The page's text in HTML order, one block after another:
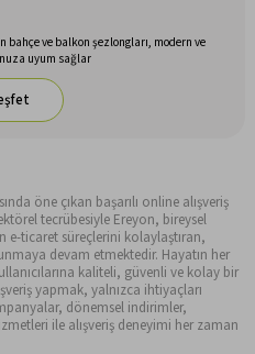
ve balkon şezlongları, modern ve
uyum sağlar
öne çıkan başarılı online alışveriş
tecrübesiyle Ereyon, bireysel
e-ticaret süreçlerini kolaylaştıran,
devam etmektedir. Hayatın her
kaliteli, güvenli ve kolay bir
yapmak, yalnızca ihtiyaçları
dönemsel indirimler,
ile alışveriş deneyimi her zaman